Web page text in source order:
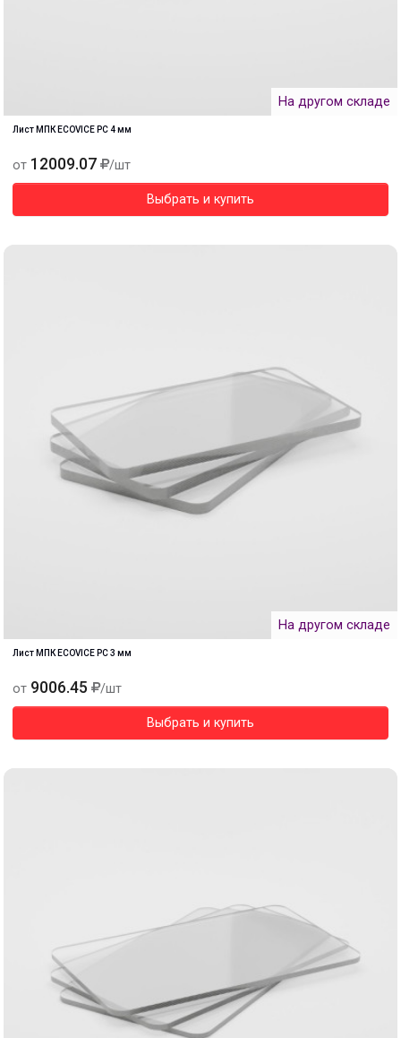
На другом складе
Лист МПК ECOVICE PC 4 мм
от 12009.07 /шт
Выбрать и купить
На другом складе
Лист МПК ECOVICE PC 3 мм
от 9006.45 /шт
Выбрать и купить